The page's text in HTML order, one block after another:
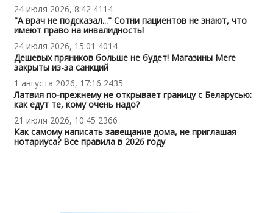
24 июля 2026, 8:42 4114
"А врач не подсказал..." Сотни пациентов не знают, что
имеют право на инвалидность!
24 июля 2026, 15:01 4014
Дешевых пряников больше не будет! Магазины Mere
закрыты из-за санкций
1 августа 2026, 17:16 2435
Латвия по-прежнему не открывает границу с Беларусью:
как едут те, кому очень надо?
21 июля 2026, 10:45 2366
Как самому написать завещание дома, не приглашая
нотариуса? Все правила в 2026 году